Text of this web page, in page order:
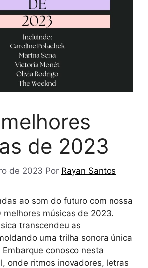
de 2023
de 2023 Por Rayan Santos
ao som do futuro com nossa
melhores músicas de 2023.
transcendeu as
uma trilha sonora única
Embarque conosco nesta
onde ritmos inovadores, letras